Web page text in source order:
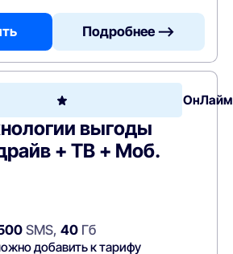
Подробнее —>
ОнЛайм
выгоды
+ ТВ + Моб.
SMS, 40Гб
добавить к тарифу